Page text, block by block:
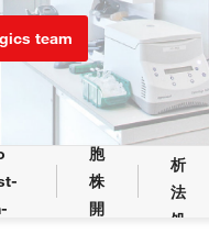
team
細
胞
株
開
医
品
の
分
析
法
処